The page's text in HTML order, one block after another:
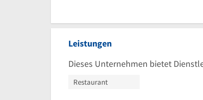
Leistungen
Dieses Unternehmen bietet
Restaurant